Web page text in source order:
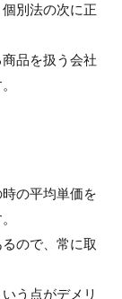
別法の次に正
品を扱う会社
の平均単価を
ので、常に取
う点がデメリ